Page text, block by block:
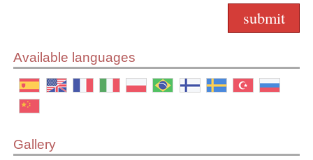
Available languages
Gallery